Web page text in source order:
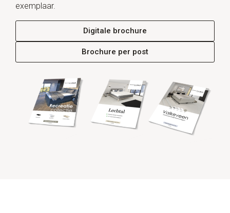
exemplaar.
Digitale brochure
Brochure per post